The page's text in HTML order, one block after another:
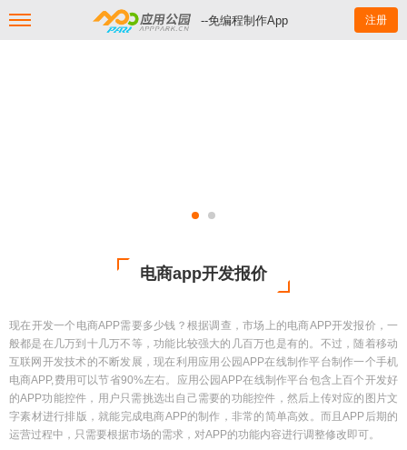
--免编程制作App 注册
电商app开发报价
现在开发一个电商APP需要多少钱？根据调查，市场上的电商APP开发报价，一
般都是在几万到十几万不等，功能比较强大的几百万也是有的。不过，随着移动
互联网开发技术的不断发展，现在利用应用公园APP在线制作平台制作一个手机
电商APP,费用可以节省90%左右。应用公园APP在线制作平台包含上百个开发好
的APP功能控件，用户只需挑选出自己需要的功能控件，然后上传对应的图片文
字素材进行排版，就能完成电商APP的制作，非常的简单高效。而且APP后期的
运营过程中，只需要根据市场的需求，对APP的功能内容进行调整修改即可。